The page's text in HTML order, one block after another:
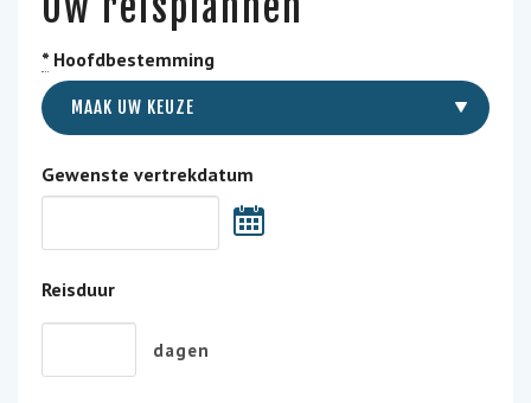
* Hoofdbestemming
MAAK UW KEUZE
Gewenste vertrekdatum
Reisduur
dagen